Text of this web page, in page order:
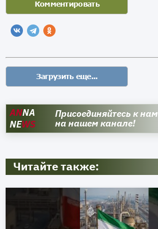
ANNA
NEWS
Присоединяйтесь к нам
на нашем канале!
Читайте также: